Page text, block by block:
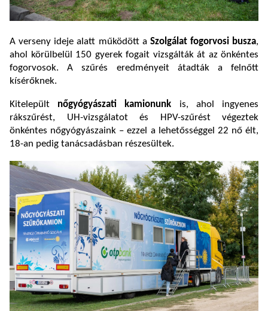
A verseny ideje alatt működött a Szolgálat fogorvosi busza,
ahol körülbelül 150 gyerek fogait vizsgálták át az önkéntes
fogorvosok. A szűrés eredményeit átadták a felnőtt
kísérőknek.
Kitelepült nőgyógyászati kamionunk is, ahol ingyenes
rákszűrést, UH-vizsgálatot és HPV-szűrést végeztek
önkéntes nőgyógyászaink – ezzel a lehetősséggel 22 nő élt,
18-an pedig tanácsadásban részesültek.